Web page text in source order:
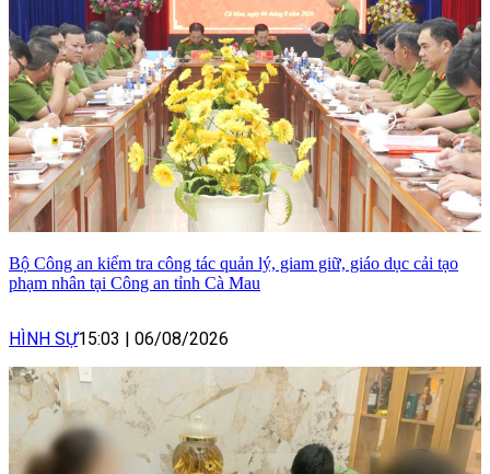
Bộ Công an kiểm tra công tác quản lý, giam giữ, giáo dục cải tạo
phạm nhân tại Công an tỉnh Cà Mau
HÌNH SỰ15:03 06/08/2026